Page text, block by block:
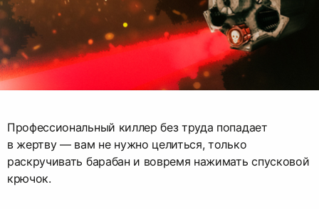
Профессиональный киллер без труда попадает
в жертву — вам не нужно целиться, только
раскручивать барабан и вовремя нажимать спусковой
крючок.